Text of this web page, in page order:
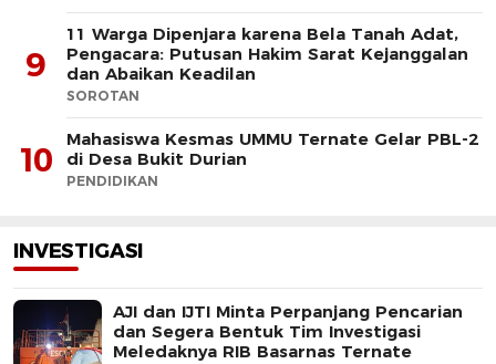
9
11 Warga Dipenjara karena Bela Tanah Adat,
Pengacara: Putusan Hakim Sarat Kejanggalan
dan Abaikan Keadilan
SOROTAN
10
Mahasiswa Kesmas UMMU Ternate Gelar PBL-2
di Desa Bukit Durian
PENDIDIKAN
INVESTIGASI
AJI dan IJTI Minta Perpanjang Pencarian
dan Segera Bentuk Tim Investigasi
Meledaknya RIB Basarnas Ternate